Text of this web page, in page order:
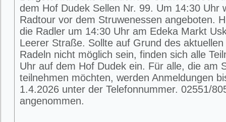
dem Hof Dudek Sellen Nr. 99. Um 14:30 Uhr
Radtour vor dem Struwenessen angeboten.
die Radler um 14:30 Uhr am Edeka Markt
Leerer Straße. Sollte auf Grund des
Radeln nicht möglich sein, finden sich alle
Uhr auf dem Hof Dudek ein. Für alle, die am
teilnehmen möchten, werden Anmeldungen
1.4.2026 unter der Telefonnummer. 02551/
angenommen.